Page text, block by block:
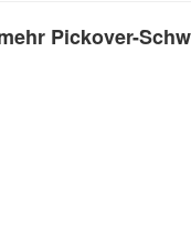
Pickover-